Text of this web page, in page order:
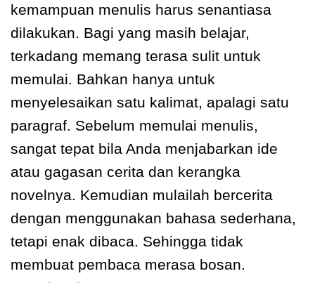
kemampuan menulis harus senantiasa
dilakukan. Bagi yang masih belajar,
terkadang memang terasa sulit untuk
memulai. Bahkan hanya untuk
menyelesaikan satu kalimat, apalagi satu
paragraf. Sebelum memulai menulis,
sangat tepat bila Anda menjabarkan ide
atau gagasan cerita dan kerangka
novelnya. Kemudian mulailah bercerita
dengan menggunakan bahasa sederhana,
tetapi enak dibaca. Sehingga tidak
membuat pembaca merasa bosan.